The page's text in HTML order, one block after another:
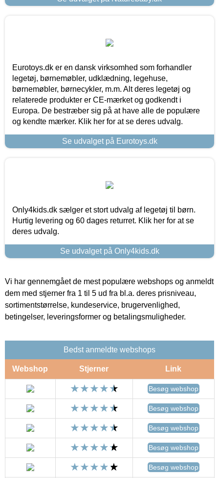
Eurotoys.dk er en dansk virksomhed som forhandler
legetøj, børnemøbler, udklædning, legehuse,
børnemøbler, børnecykler, m.m. Alt deres legetøj og
relaterede produkter er CE-mærket og godkendt i
Europa. De bestræber sig på at have alle de populære
og kendte mærker. Klik her for at se deres udvalg.
Se udvalget på Eurotoys.dk
Only4kids.dk sælger et stort udvalg af legetøj til børn.
Hurtig levering og 60 dages returret. Klik her for at se
deres udvalg.
Se udvalget på Only4kids.dk
Vi har gennemgået de mest populære webshops og anmeldt
dem med stjerner fra 1 til 5 ud fra bl.a. deres prisniveau,
sortimentstørrelse, kundeservice, brugervenlighed,
betingelser, leveringsformer og betalingsmuligheder.
Bedst anmeldte webshops
Webshop Stjerner Link
Besøg webshop
Besøg webshop
Besøg webshop
Besøg webshop
Besøg webshop